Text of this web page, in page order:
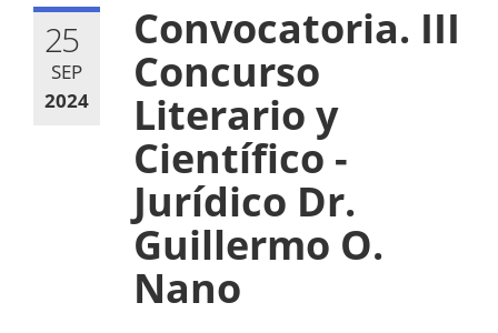
25
SEP
2024
Convocatoria. III
Concurso
Literario y
Científico -
Jurídico Dr.
Guillermo O.
Nano